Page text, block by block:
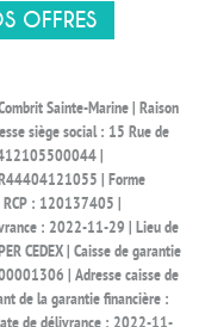
OFFRES
Sainte-Marine | Raison
siège social : 15 Rue de
|
| Forme
: 120137405 |
: 2022-11-29 | Lieu de
CEDEX | Caisse de garantie
| Adresse caisse de
de la garantie financière :